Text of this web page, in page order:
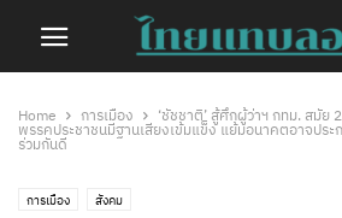
Home การเมือง
‘ชัชชาติ’ สู้ศึกผู้ว่าฯ กทม. สมัย
พรรคประชาชนมีฐานเสียงเข้มแข็ง แย้มอนาคตอาจปร
ร่วมกันดี
การเมือง สังคม